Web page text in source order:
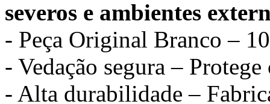
severos e ambientes
- Peça Original Branco –
- Vedação segura –
- Alta durabilidade –